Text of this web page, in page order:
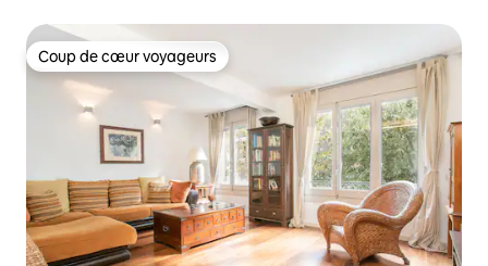
Coup de cœur voyageurs
Coup de cœur voyageurs